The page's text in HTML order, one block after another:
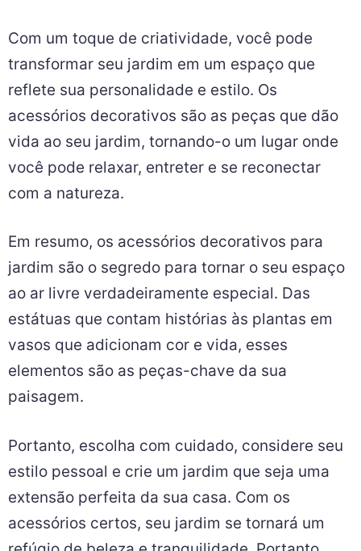
Com um toque de criatividade, você pode
transformar seu jardim em um espaço que
reflete sua personalidade e estilo. Os
acessórios decorativos são as peças que dão
vida ao seu jardim, tornando-o um lugar onde
você pode relaxar, entreter e se reconectar
com a natureza.
Em resumo, os acessórios decorativos para
jardim são o segredo para tornar o seu espaço
ao ar livre verdadeiramente especial. Das
estátuas que contam histórias às plantas em
vasos que adicionam cor e vida, esses
elementos são as peças-chave da sua
paisagem.
Portanto, escolha com cuidado, considere seu
estilo pessoal e crie um jardim que seja uma
extensão perfeita da sua casa. Com os
acessórios certos, seu jardim se tornará um